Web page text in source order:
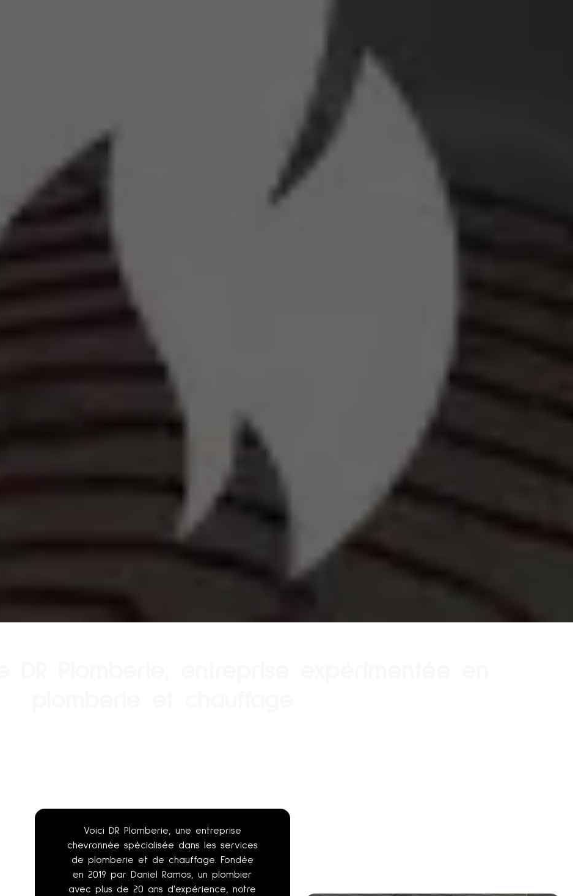
Voici DR Plomberie, une entreprise
chevronnée spécialisée dans les services
de plomberie et de chauffage. Fondée
en 2019 par Daniel Ramos, un plombier
avec plus de 20 ans d'expérience, notre